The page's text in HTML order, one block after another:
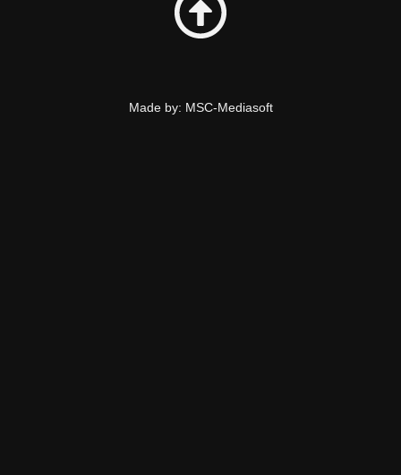
Made by: MSC-Mediasoft